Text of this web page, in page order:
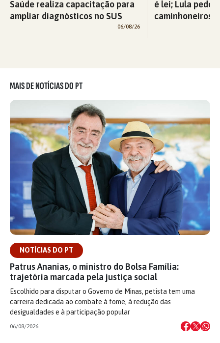
Saúde realiza capacitação para
ampliar diagnósticos no SUS
06/08/26
é lei; Lula pede
caminhoneiros
MAIS DE NOTÍCIAS DO PT
NOTÍCIAS DO PT
Patrus Ananias, o ministro do Bolsa Família:
trajetória marcada pela justiça social
Escolhido para disputar o Governo de Minas, petista tem uma
carreira dedicada ao combate à fome, à redução das
desigualdades e à participação popular
06/08/2026